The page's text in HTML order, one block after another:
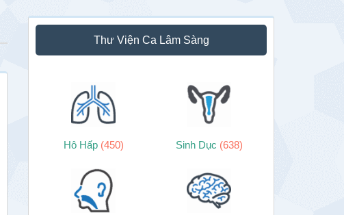
Sidebar
chính
Thư Viện Ca Lâm Sàng
Hô Hấp (450) Sinh Dục (638)